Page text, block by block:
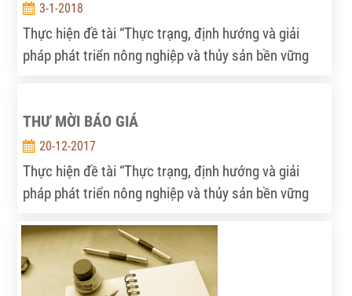
3-1-2018
Thực hiện đề tài “Thực trạng, định hướng và giải
pháp phát triển nông nghiệp và thủy sản bền vững
vận chuyển khách báo giá theo các yêu cầu dưới
đây:
THƯ MỜI BÁO GIÁ
20-12-2017
Thực hiện đề tài “Thực trạng, định hướng và giải
pháp phát triển nông nghiệp và thủy sản bền vững
PTNNNT mời nhà cung cấp dịch vụ cho thuê xe ôtô
vận chuyển khách báo giá theo các yêu cầu dưới
đây: